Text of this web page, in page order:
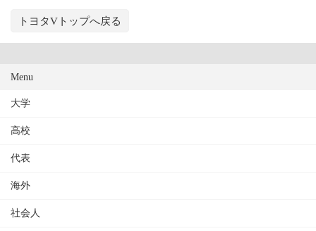
トヨタVトップへ戻る
Menu
大学
高校
代表
海外
社会人